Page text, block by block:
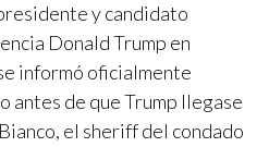
y candidato
Donald Trump en
informó oficialmente
antes de que Trump llegase
el sheriff del condado